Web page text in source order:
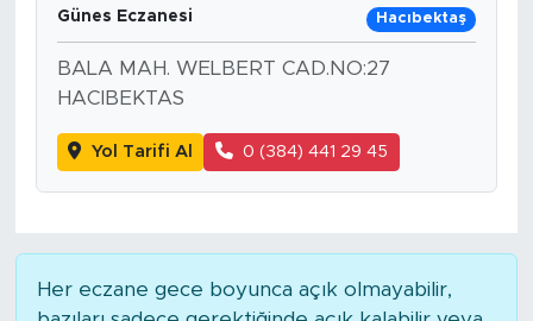
Günes Eczanesi Hacıbektaş
BALA MAH. WELBERT CAD.NO:27
HACIBEKTAS
Yol Tarifi Al 0 (384) 441 29 45
Her eczane gece boyunca açık olmayabilir,